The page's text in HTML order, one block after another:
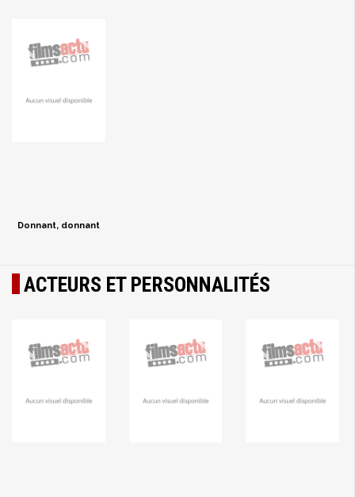
Donnant, donnant
ACTEURS ET PERSONNALITÉS